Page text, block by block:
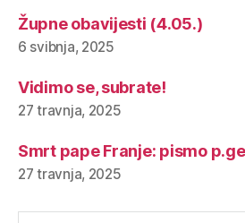
Župne obavijesti (4.05.)
6 svibnja, 2025
Vidimo se, subrate!
27 travnja, 2025
Smrt pape Franje: pismo
27 travnja, 2025